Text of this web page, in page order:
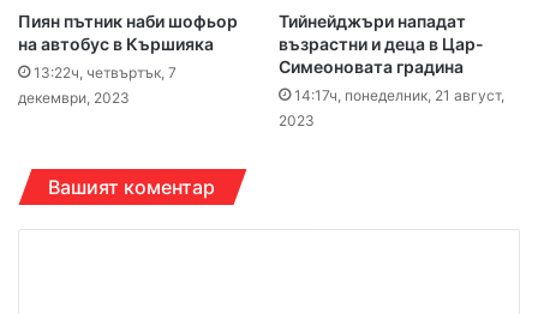
Пиян пътник наби шофьор
на автобус в Кършияка
13:22ч, четвъртък, 7
декември, 2023
Тийнейджъри нападат
възрастни и деца в Цар-
Симеоновата градина
14:17ч, понеделник, 21 август,
2023
Вашият коментар